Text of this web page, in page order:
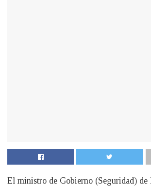
El ministro de Gobierno (Seguridad)